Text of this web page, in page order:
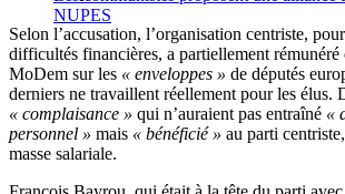
NUPES
Selon l’accusation, l’organisation centriste,
difficultés financières, a partiellement rémunéré
MoDem sur les « enveloppes » de députés
derniers ne travaillent réellement pour les élus.
« complaisance » qui n’auraient pas entraîné «
personnel » mais « bénéficié » au parti
masse salariale.